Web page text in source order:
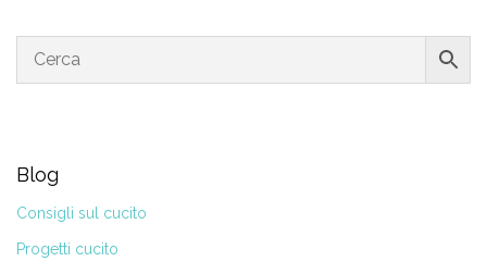
Blog
Consigli sul cucito
Progetti cucito